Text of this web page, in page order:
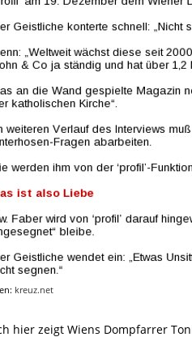
kreuz.net
hier zeigt Wiens Dompfarrer